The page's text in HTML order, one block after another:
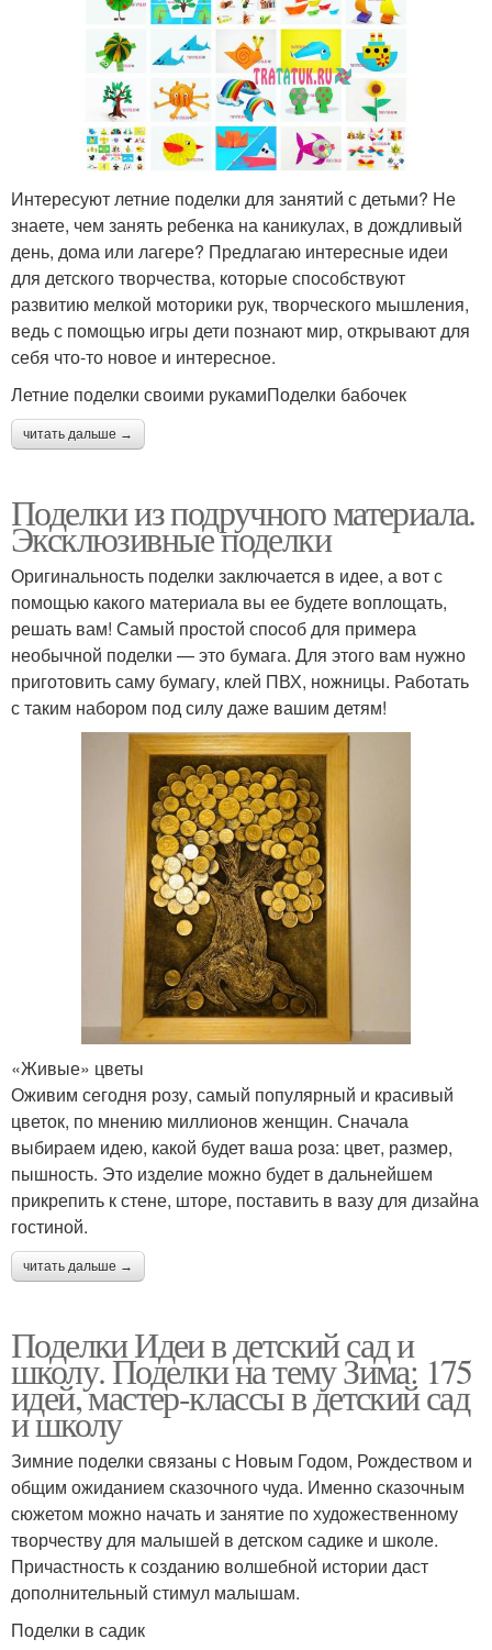
Интересуют летние поделки для занятий с детьми? Не
знаете, чем занять ребенка на каникулах, в дождливый
день, дома или лагере? Предлагаю интересные идеи
для детского творчества, которые способствуют
развитию мелкой моторики рук, творческого мышления,
ведь с помощью игры дети познают мир, открывают для
себя что-то новое и интересное.
Летние поделки своими рукамиПоделки бабочек
читать дальше →
Поделки из подручного материала.
Эксклюзивные поделки
Оригинальность поделки заключается в идее, а вот с
помощью какого материала вы ее будете воплощать,
решать вам! Самый простой способ для примера
необычной поделки — это бумага. Для этого вам нужно
приготовить саму бумагу, клей ПВХ, ножницы. Работать
с таким набором под силу даже вашим детям!
«Живые» цветы
Оживим сегодня розу, самый популярный и красивый
цветок, по мнению миллионов женщин. Сначала
выбираем идею, какой будет ваша роза: цвет, размер,
пышность. Это изделие можно будет в дальнейшем
прикрепить к стене, шторе, поставить в вазу для дизайна
гостиной.
читать дальше →
Поделки Идеи в детский сад и
школу. Поделки на тему Зима: 175
идей, мастер-классы в детский сад
и школу
Зимние поделки связаны с Новым Годом, Рождеством и
общим ожиданием сказочного чуда. Именно сказочным
сюжетом можно начать и занятие по художественному
творчеству для малышей в детском садике и школе.
Причастность к созданию волшебной истории даст
дополнительный стимул малышам.
Поделки в садик